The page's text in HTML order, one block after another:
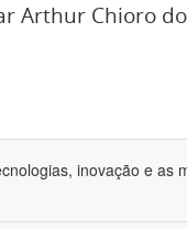
Arthur Chioro
inovação e as